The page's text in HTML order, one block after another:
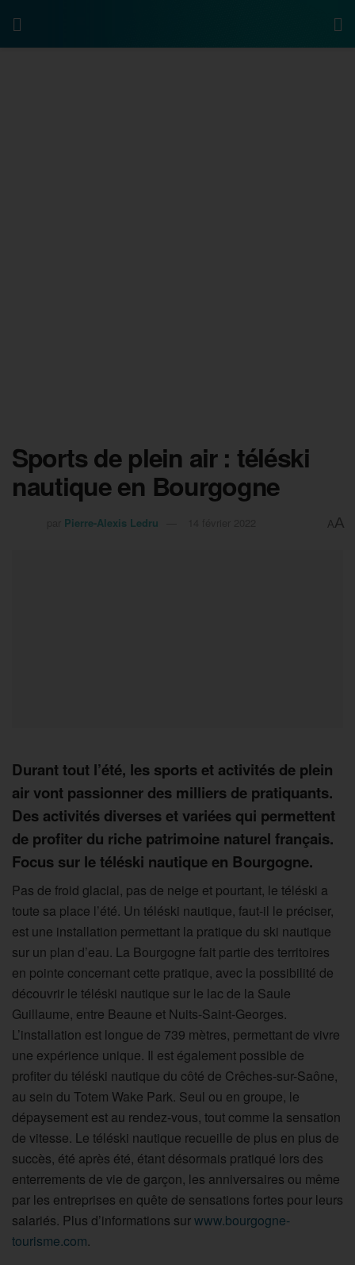
Sports de plein air : téléski
nautique en Bourgogne
Pierre-Alexis Ledru AA
Durant tout l’été, les sports et activités de plein
air vont passionner des milliers de pratiquants.
Des activités diverses et variées qui permettent
de profiter du riche patrimoine naturel français.
Focus sur le téléski nautique en Bourgogne.
Pas de froid glacial, pas de neige et pourtant, le téléski a
toute sa place l’été. Un téléski nautique, faut-il le préciser,
est une installation permettant la pratique du ski nautique
sur un plan d’eau. La Bourgogne fait partie des territoires
en pointe concernant cette pratique, avec la possibilité de
découvrir le téléski nautique sur le lac de la Saule
Guillaume, entre Beaune et Nuits-Saint-Georges.
L’installation est longue de 739 mètres, permettant de vivre
une expérience unique. Il est également possible de
profiter du téléski nautique du côté de Crêches-sur-Saône,
au sein du Totem Wake Park. Seul ou en groupe, le
dépaysement est au rendez-vous, tout comme la sensation
de vitesse. Le téléski nautique recueille de plus en plus de
succès, été après été, étant désormais pratiqué lors des
enterrements de vie de garçon, les anniversaires ou même
par les entreprises en quête de sensations fortes pour leurs
salariés. Plus d’informations surwww.bourgogne-
tourisme.com.